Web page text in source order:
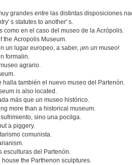
grandes entre las distintas disposiciones
s statutes to another' s.
como en el caso del museo de la Acrópolis.
the Acropolis Museum.
un lugar europeo, a saber, ¡en un museo!
formalin.
agrario.
también el nuevo museo del Partenón.
is also located.
más que un museo histórico.
more than a historical museum.
sino una pocilga.
a piggery.
comunista.
esculturas del Partenón.
house the Parthenon sculptures.